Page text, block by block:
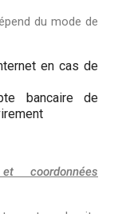
du mode de
en cas de
bancaire de
coordonnées